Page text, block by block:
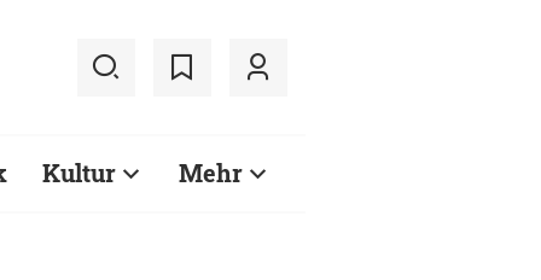
Kultur Mehr